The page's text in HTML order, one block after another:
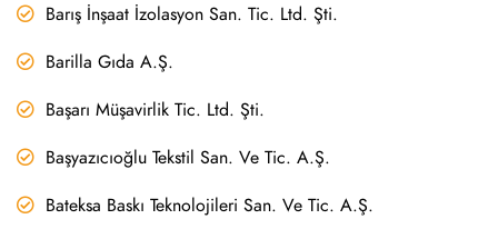
Barış İnşaat İzolasyon San. Tic. Ltd. Şti.
Barilla Gıda A.Ş.
Başarı Müşavirlik Tic. Ltd. Şti.
Başyazıcıoğlu Tekstil San. Ve Tic. A.Ş.
Bateksa Baskı Teknolojileri San. Ve Tic. A.Ş.